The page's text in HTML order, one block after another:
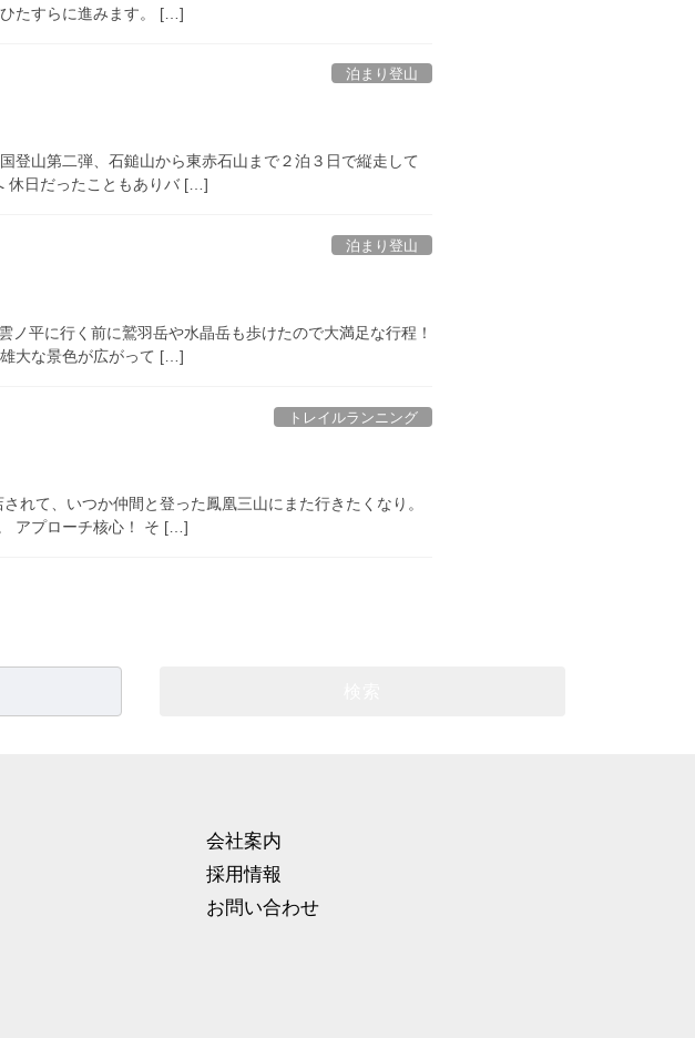
たすらに進みます。 […]
泊まり登山
登山第二弾、石鎚山から東赤石山まで２泊３日で縦走して
休日だったこともありバ […]
泊まり登山
平に行く前に鷲羽岳や水晶岳も歩けたので大満足な行程！
大な景色が広がって […]
トレイルランニング
れて、いつか仲間と登った鳳凰三山にまた行きたくなり。
アプローチ核心！ そ […]
会社案内
採用情報
お問い合わせ